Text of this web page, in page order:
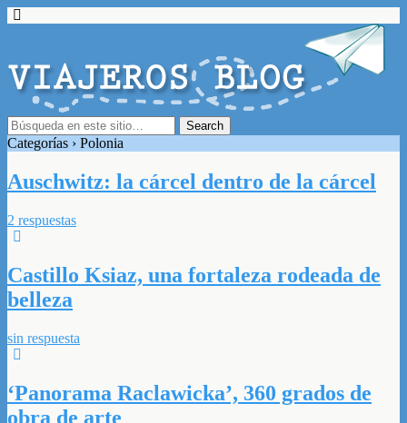
Categorías › Polonia
Auschwitz: la cárcel dentro de la cárcel
2 respuestas
Castillo Ksiaz, una fortaleza rodeada de
belleza
sin respuesta
‘Panorama Raclawicka’, 360 grados de
obra de arte